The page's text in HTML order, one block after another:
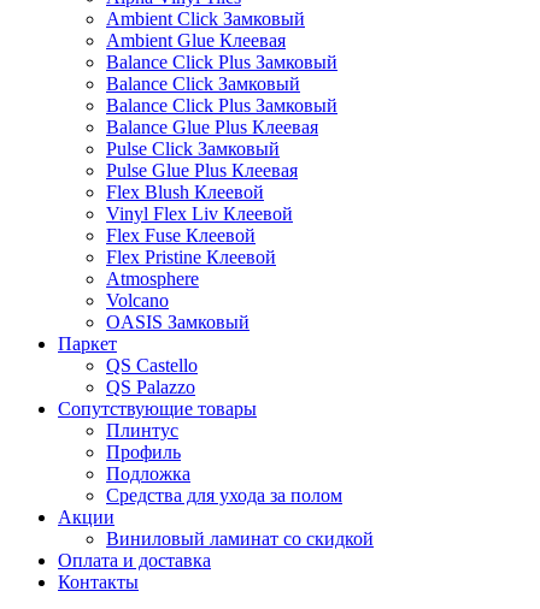
Ambient Click Замковый
Ambient Glue Клеевая
Balance Click Plus Замковый
Balance Click Замковый
Balance Click Plus Замковый
Balance Glue Plus Клеевая
Pulse Click Замковый
Pulse Glue Plus Клеевая
Flex Blush Клеевой
Vinyl Flex Liv Клеевой
Flex Fuse Клеевой
Flex Pristine Клеевой
Atmosphere
Volcano
OASIS Замковый
Паркет
QS Castello
QS Palazzo
Сопутствующие товары
Плинтус
Профиль
Подложка
Средства для ухода за полом
Акции
Виниловый ламинат со скидкой
Оплата и доставка
Контакты